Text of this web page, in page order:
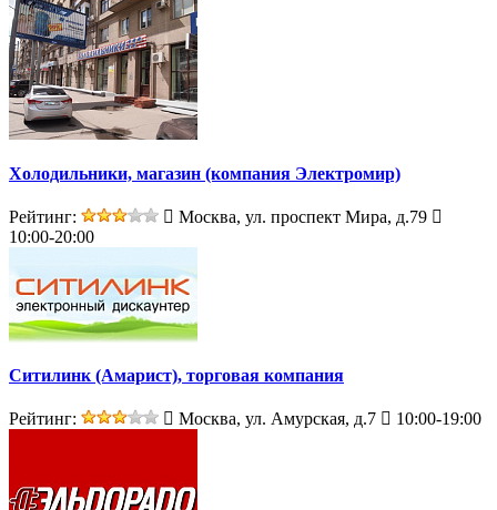
Холодильники, магазин (компания Электромир)
Рейтинг:
Москва, ул. проспект Мира, д.79
10:00-20:00
Ситилинк (Амарист), торговая компания
Рейтинг: Москва, ул. Амурская, д.7 10:00-19:00